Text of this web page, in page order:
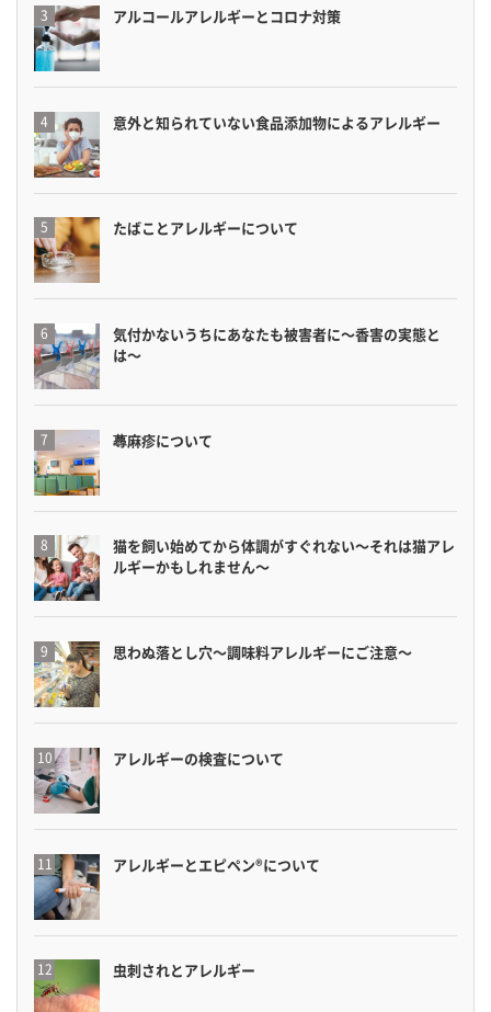
アルコールアレルギーとコロナ対策
意外と知られていない食品添加物によるアレルギー
たばことアレルギーについて
気付かないうちにあなたも被害者に〜香害の実態と
は〜
蕁麻疹について
猫を飼い始めてから体調がすぐれない〜それは猫アレ
ルギーかもしれません〜
思わぬ落とし穴〜調味料アレルギーにご注意〜
アレルギーの検査について
アレルギーとエピペン®について
虫刺されとアレルギー